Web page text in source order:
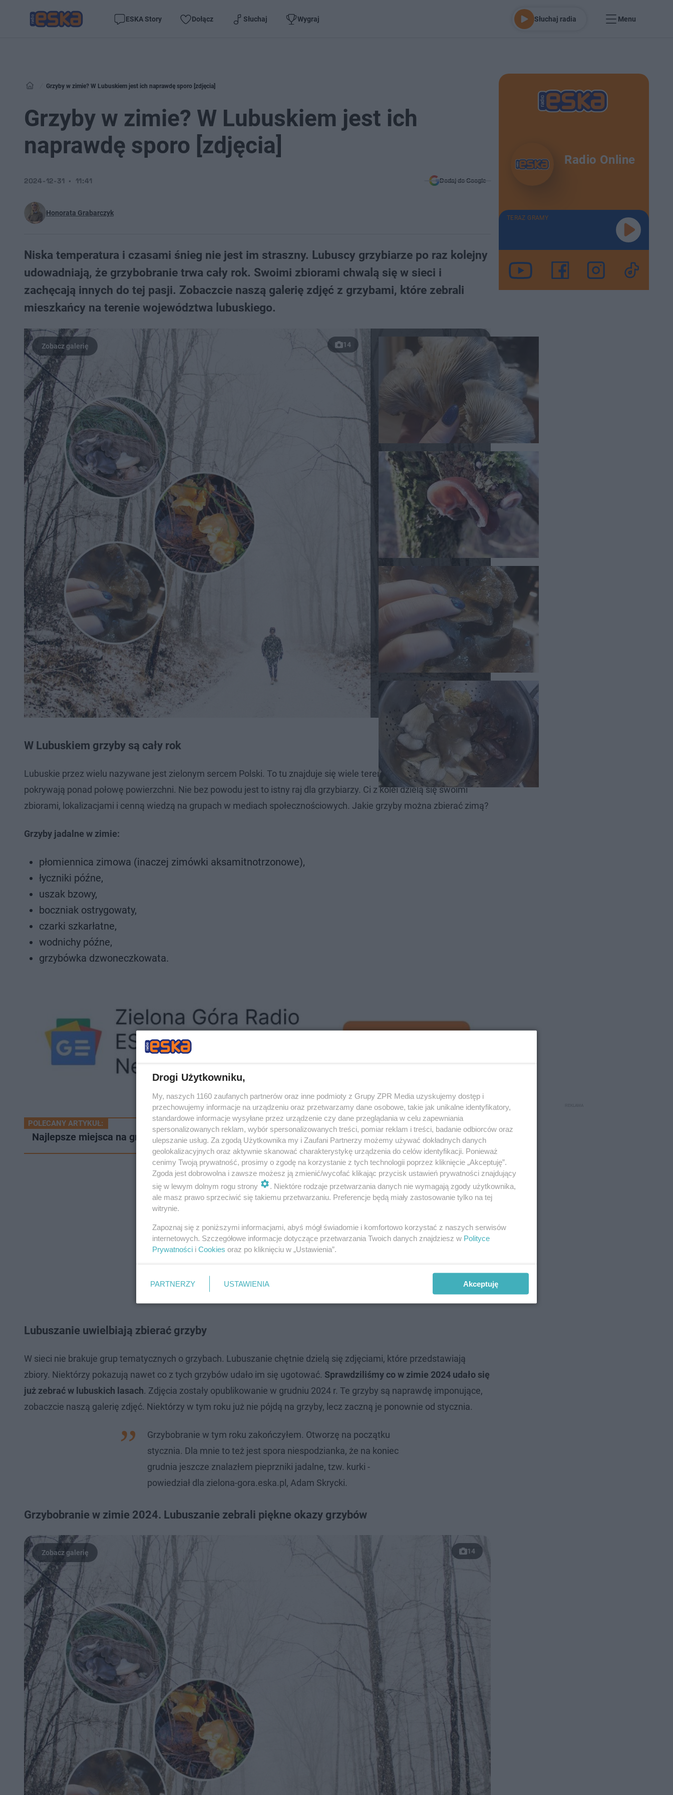
ESKA Story Dołącz Słuchaj Wygraj Słuchaj radia Menu
Grzyby w zimie? W Lubuskiem jest ich naprawdę sporo [zdjęcia]
Grzyby w zimie? W Lubuskiem jest ich
naprawdę sporo [zdjęcia]
Honorata Grabarczyk
2024-12-31 11:41 Dodaj do Google
Niska temperatura i czasami śnieg nie jest im straszny. Lubuscy grzybiarze po raz kolejny
udowadniają, że grzybobranie trwa cały rok. Swoimi zbiorami chwalą się w sieci i
zachęcają innych do tej pasji. Zobaczcie naszą galerię zdjęć z grzybami, które zebrali
mieszkańcy na terenie województwa lubuskiego.
14
W Lubuskiem grzyby są cały rok
Lubuskie przez wielu nazywane jest zielonym sercem Polski. To tu znajduje się wiele terenów zielonych, które
pokrywają ponad połowę powierzchni. Nie bez powodu jest to istny raj dla grzybiarzy. Ci z kolei dzielą się swoimi
zbiorami, lokalizacjami i cenną wiedzą na grupach w mediach społecznościowych. Jakie grzyby można zbierać zimą?
Grzyby jadalne w zimie:
płomiennica zimowa (inaczej zimówki aksamitnotrzonowe),
łyczniki późne,
uszak bzowy,
boczniak ostrygowaty,
czarki szkarłatne,
wodnichy późne,
grzybówka dzwoneczkowata.
POLECANY ARTYKUŁ:
Najlepsze miejsca na grzyby w Zielonej Górze i okolicy. Lista miejsc na grzyby
Lubuszanie uwielbiają zbierać grzyby
W sieci nie brakuje grup tematycznych o grzybach. Lubuszanie chętnie dzielą się zdjęciami, które przedstawiają
zbiory. Niektórzy pokazują nawet co z tych grzybów udało im się ugotować. Sprawdziliśmy co w zimie 2024 udało się
już zebrać w lubuskich lasach. Zdjęcia zostały opublikowanie w grudniu 2024 r. Te grzyby są naprawdę imponujące,
zobaczcie naszą galerię zdjęć. Niektórzy w tym roku już nie pójdą na grzyby, lecz zaczną je ponownie od stycznia.
Grzybobranie w tym roku zakończyłem. Otworzę na początku
stycznia. Dla mnie to też jest spora niespodzianka, że na koniec
grudnia jeszcze znalazłem pieprzniki jadalne, tzw. kurki -
powiedział dla zielona-gora.eska.pl, Adam Skrycki.
Grzybobranie w zimie 2024. Lubuszanie zebrali piękne okazy grzybów
14
Radio Online
TERAZ GRAMY
Drogi Użytkowniku,
My, naszych 1160 zaufanych partnerów oraz inne podmioty z Grupy ZPR Media uzyskujemy dostęp i
przechowujemy informacje na urządzeniu oraz przetwarzamy dane osobowe, takie jak unikalne identyfikatory,
standardowe informacje wysyłane przez urządzenie czy dane przeglądania w celu zapewniania
spersonalizowanych reklam, wybór spersonalizowanych treści, pomiar reklam i treści, badanie odbiorców oraz
ulepszanie usług. Za zgodą Użytkownika my i Zaufani Partnerzy możemy używać dokładnych danych
geolokalizacyjnych oraz aktywnie skanować charakterystykę urządzenia do celów identyfikacji. Ponieważ
cenimy Twoją prywatność, prosimy o zgodę na korzystanie z tych technologii poprzez kliknięcie „Akceptuję”.
Zgoda jest dobrowolna i zawsze możesz ją zmienić/wycofać klikając przycisk ustawień prywatności znajdujący
się w lewym dolnym rogu strony
. Niektóre rodzaje przetwarzania danych nie wymagają zgody użytkownika,
ale masz prawo sprzeciwić się takiemu przetwarzaniu. Preferencje będą miały zastosowanie tylko na tej
witrynie.
Zapoznaj się z poniższymi informacjami, abyś mógł świadomie i komfortowo korzystać z naszych serwisów
internetowych. Szczegółowe informacje dotyczące przetwarzania Twoich danych znajdziesz w Polityce
Prywatności i Cookies oraz po kliknięciu w „Ustawienia”.
PARTNERZY USTAWIENIA Akceptuję